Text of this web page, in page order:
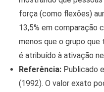
força (como flexões)
13,5% em comparação
menos que o grupo
é atribuído à ativação
Referência:Publicado
(1992). O valor exato